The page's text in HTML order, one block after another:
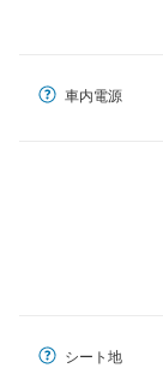
車内電源
シート地